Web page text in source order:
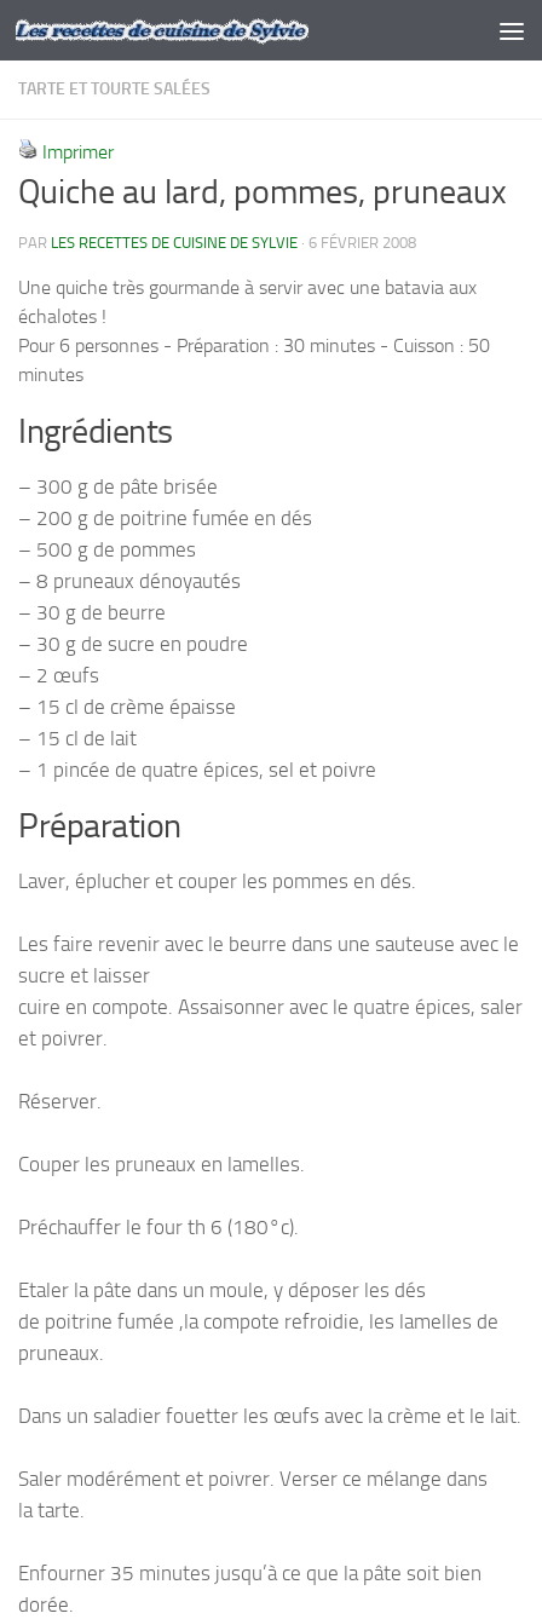
Skip to content
TARTE ET TOURTE SALÉES
Imprimer
Quiche au lard, pommes, pruneaux
PAR LES RECETTES DE CUISINE DE SYLVIE · 6 FÉVRIER 2008
Une quiche très gourmande à servir avec une batavia aux
échalotes !
Pour 6 personnes - Préparation : 30 minutes - Cuisson : 50
minutes
Ingrédients
– 300 g de pâte brisée
– 200 g de poitrine fumée en dés
– 500 g de pommes
– 8 pruneaux dénoyautés
– 30 g de beurre
– 30 g de sucre en poudre
– 2 œufs
– 15 cl de crème épaisse
– 15 cl de lait
– 1 pincée de quatre épices, sel et poivre
Préparation
Laver, éplucher et couper les pommes en dés.
Les faire revenir avec le beurre dans une sauteuse avec le
sucre et laisser
cuire en compote. Assaisonner avec le quatre épices, saler
et poivrer.
Réserver.
Couper les pruneaux en lamelles.
Préchauffer le four th 6 (180°c).
Etaler la pâte dans un moule, y déposer les dés
de poitrine fumée ,la compote refroidie, les lamelles de
pruneaux.
Dans un saladier fouetter les œufs avec la crème et le lait.
Saler modérément et poivrer. Verser ce mélange dans
la tarte.
Enfourner 35 minutes jusqu’à ce que la pâte soit bien
dorée.